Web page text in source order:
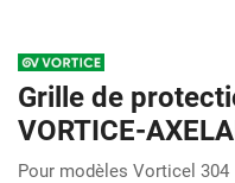
Grille de
VORTICE-
Pour modèles Vorticel 304